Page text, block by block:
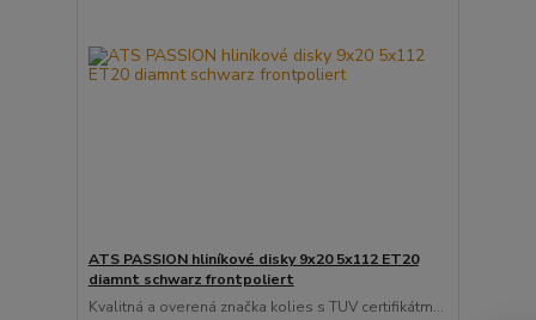
ATS PASSION hliníkové disky 9x20 5x112 ET20
diamnt schwarz frontpoliert
Kvalitná a overená značka kolies s TUV certifikátm...